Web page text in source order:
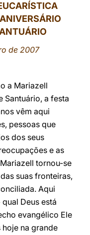
de 2007
a Mariazell
Santuário, a festa
vêm aqui
pessoas que
dos seus
e as
tornou-se
suas fronteiras,
Aqui
Deus está
evangélico Ele
na grande